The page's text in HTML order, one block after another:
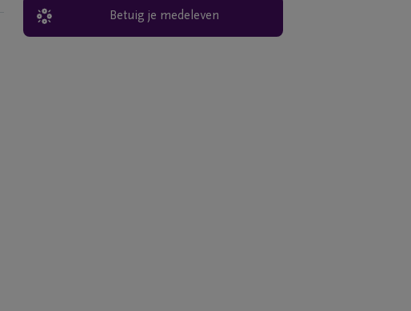
Betuig je medeleven